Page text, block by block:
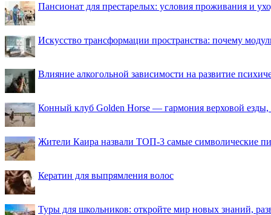
Пансионат для престарелых: условия проживания и
Искусство трансформации пространства: почему
Влияние алкогольной зависимости на развитие
Конный клуб Golden Horse — гармония верховой езды,
Жители Каира назвали ТОП-3 самые символические
Кератин для выпрямления волос
Туры для школьников: откройте мир новых знаний,